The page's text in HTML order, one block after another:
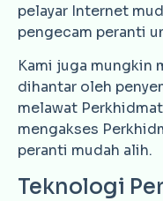
pelayar Internet
pengecam peranti
Kami juga mungkin
dihantar oleh
melawat
mengakses
peranti mudah alih.
Teknologi